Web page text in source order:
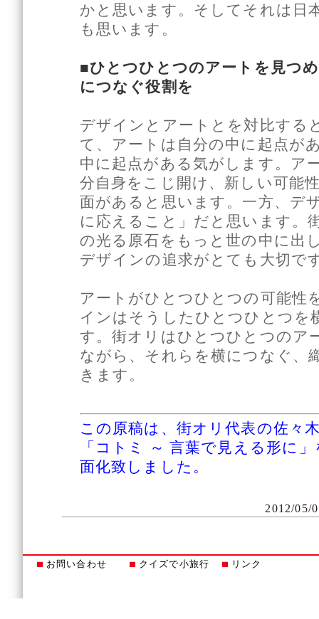
かと思います。そしてそれは日
も思います。
■ひとつひとつのアートを見つ
につなぐ役割を
デザインとアートとを対比する
て、アートは自分の中に起点が
中に起点がある気がします。ア
分自身をこじ開け、新しい可能
面があると思います。一方、デ
に応えること」だと思います。
の光る原石をもっと世の中に出
デザインの追求がとても大切で
アートがひとつひとつの可能性
インはそうしたひとつひとつを
す。街オリはひとつひとつのア
ながら、それらを横につなぐ、
きます。
この原稿は、街オリ代表の佐々
「コトミ ～ 言葉で見える形に
面化致しました。
2012/05/
お問い合わせ クイズで小旅行 リンク